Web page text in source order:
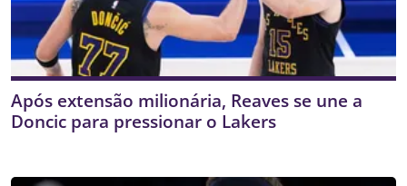
Após extensão milionária, Reaves se une a
Doncic para pressionar o Lakers